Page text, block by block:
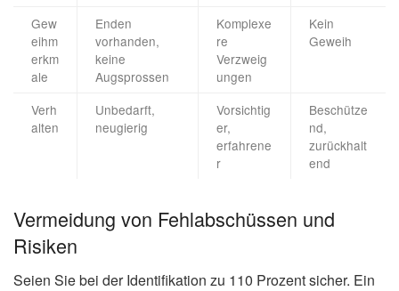
Gew
eihm
erkm
ale
Enden
vorhanden,
keine
Augsprossen
Komplexe
re
Verzweig
ungen
Kein
Geweih
Verh
alten
Unbedarft,
neugierig
Vorsichtig
er,
erfahrene
r
Beschütze
nd,
zurückhalt
end
Vermeidung von Fehlabschüssen und
Risiken
Seien Sie bei der Identifikation zu 110 Prozent sicher. Ein